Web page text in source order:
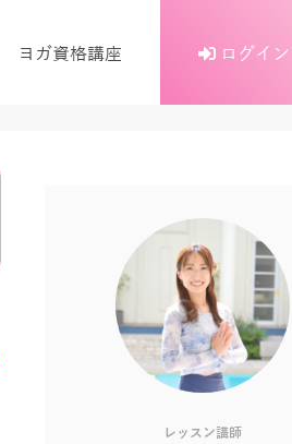
ヨガ資格講座 ログイン
レッスン講師